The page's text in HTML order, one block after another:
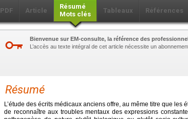
PDF Article
Résumé
Mots clés
Tableaux Références
Bienvenue sur EM-consulte, la référence des
L’accès au texte intégral de cet article nécessite un
Résumé
L’étude des écrits médicaux anciens offre, au même titre que
de reconnaître aux troubles mentaux des expressions